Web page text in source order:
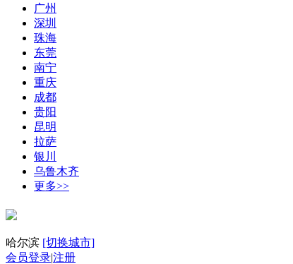
广州
深圳
珠海
东莞
南宁
重庆
成都
贵阳
昆明
拉萨
银川
乌鲁木齐
更多>>
哈尔滨 [切换城市]
会员登录|注册